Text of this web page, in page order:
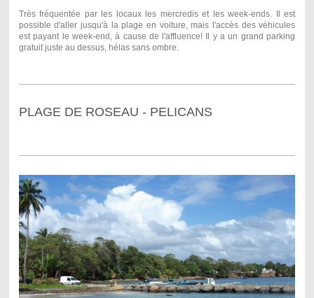
Très fréquentée par les locaux les mercredis et les week-ends. Il est
possible d'aller jusqu'à la plage en voiture, mais l'accès des véhicules
est payant le week-end, à cause de l'affluence! Il y a un grand parking
gratuit juste au dessus, hélas sans ombre.
PLAGE DE ROSEAU - PELICANS